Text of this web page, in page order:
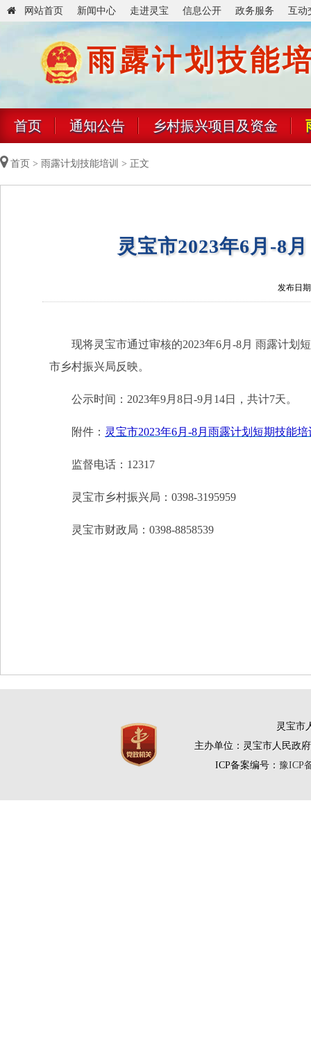
网站首页 新闻中心 走进灵宝 信息公开 政务服务 互动
雨露计划技能
首页 通知公告 乡村振兴项目及资金
首页 > 雨露计划技能培训 > 正文
灵宝市2023年6月-8
发布日
现将灵宝市通过审核的2023年6月-8月 雨露计划短
市乡村振兴局反映。
公示时间：2023年9月8日-9月14日，共计7天。
附件： 灵宝市2023年6月-8月雨露计划短期技能
监督电话：12317
灵宝市乡村振兴局：0398-3195959
灵宝市财政局：0398-8858539
灵宝市
主办单位：灵宝市人民政
ICP备案编号： 豫ICP